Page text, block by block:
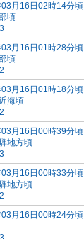
月16日02時14分頃
頃
月16日01時28分頃
頃
月16日01時18分頃
海頃
月16日00時39分頃
地方頃
月16日00時33分頃
地方頃
月16日00時24分頃